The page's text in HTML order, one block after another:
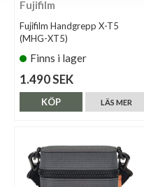
Fujifilm
Fujifilm Handgrepp X-T5
(MHG-XT5)
Finns i lager
1.490 SEK
LÄS MER
KÖP